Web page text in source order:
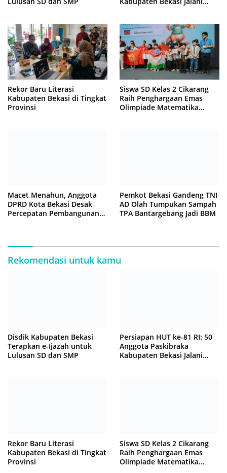
Rekor Baru Literasi
Kabupaten Bekasi di Tingkat
Provinsi
Siswa SD Kelas 2 Cikarang
Raih Penghargaan Emas
Olimpiade Matematika
Macet Menahun, Anggota
DPRD Kota Bekasi Desak
Percepatan Pembangunan
Pemkot Bekasi Gandeng TNI
AD Olah Tumpukan Sampah
TPA Bantargebang Jadi BBM
Rekomendasi untuk kamu
Disdik Kabupaten Bekasi
Terapkan e-Ijazah untuk
Lulusan SD dan SMP
Persiapan HUT ke-81 RI: 50
Anggota Paskibraka
Kabupaten Bekasi Jalani
Rekor Baru Literasi
Kabupaten Bekasi di Tingkat
Provinsi
Siswa SD Kelas 2 Cikarang
Raih Penghargaan Emas
Olimpiade Matematika